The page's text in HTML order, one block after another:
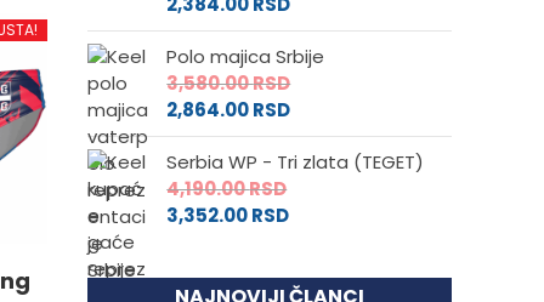
Polo majica Srbije
3,580.00RSD
2,864.00RSD
Serbia WP - Tri zlata (TEGET)
4,190.00RSD
3,352.00RSD